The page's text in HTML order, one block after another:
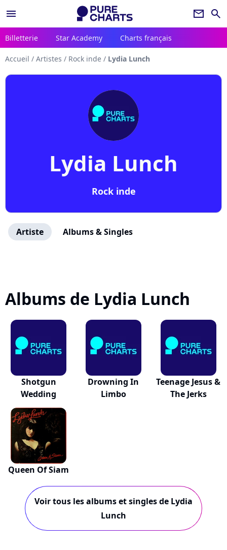
menu newsletter search
Billetterie Star Academy Charts français
Accueil / Artistes / Rock inde / Lydia Lunch
Lydia Lunch
Rock inde
Artiste Albums & Singles
Albums de Lydia Lunch
Shotgun
Wedding
Drowning In
Limbo
Teenage Jesus &
The Jerks
Queen Of Siam
Voir tous les albums et singles de Lydia
Lunch